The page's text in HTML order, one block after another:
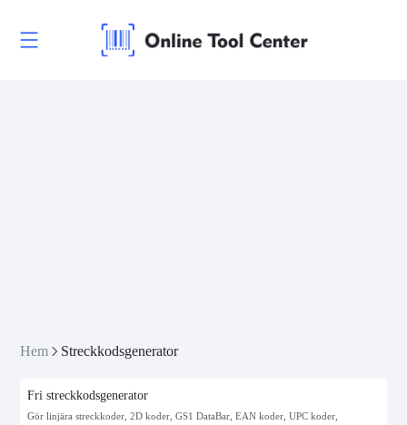
Hem Streckkodsgenerator
Fri streckkodsgenerator
Gör linjära streckkoder, 2D koder, GS1 DataBar, EAN koder, UPC koder,